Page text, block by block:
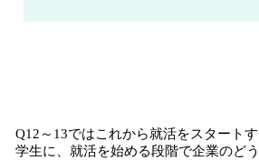
Q12～13ではこれから就活をスタート
学生に、就活を始める段階で企業のど